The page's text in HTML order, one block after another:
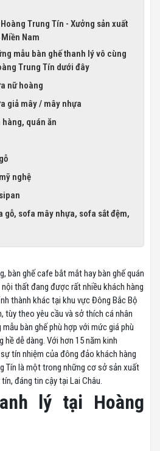
Trung Tín - Xưởng sản xuất
Nam
mẫu bàn ghế thanh lý vô cùng
Trung Tín dưới đây
nữ hoàng
giả mây / mây nhựa
hàng, quán ăn
nghệ
gỗ, sofa mây nhựa, sofa sắt đệm,
bàn ghế cafe bắt mắt hay bàn ghế quán
nội thất đang được rất nhiều khách hàng
thành khác tại khu vực Đông Bắc Bộ
tùy theo yêu cầu và sở thích cá nhân
bàn ghế phù hợp với mức giá phù
dễ dàng. Với hơn 15 năm kinh
tín nhiệm của đông đảo khách hàng
Tín là một trong những cơ sở sản xuất
đáng tin cậy tại Lai Châu.
lý tại Hoàng